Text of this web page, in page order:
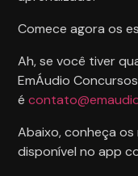
Comece agora os
Ah, se você tiver
EmÁudio Concursos
é
Abaixo, conheça os
disponível no app